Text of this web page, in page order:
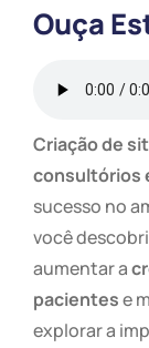
Ouça
Criação de
consultórios
sucesso no
você
aumentar a
pacientese
explorar a